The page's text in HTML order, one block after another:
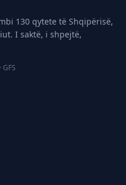
130 qytete të Shqipërisë,
I saktë, i shpejtë,